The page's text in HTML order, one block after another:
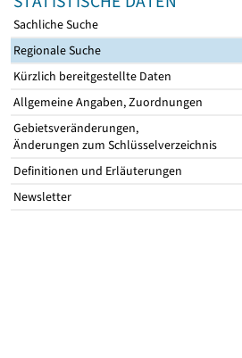
Sachliche Suche
Regionale Suche
Kürzlich bereitgestellte Daten
Allgemeine Angaben, Zuordnungen
Gebietsveränderungen,
Änderungen zum Schlüsselverzeichnis
Definitionen und Erläuterungen
Newsletter